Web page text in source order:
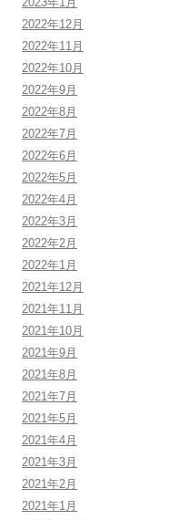
2022年12月
2022年11月
2022年10月
2022年9月
2022年8月
2022年7月
2022年6月
2022年5月
2022年4月
2022年3月
2022年2月
2022年1月
2021年12月
2021年11月
2021年10月
2021年9月
2021年8月
2021年7月
2021年5月
2021年4月
2021年3月
2021年2月
2021年1月